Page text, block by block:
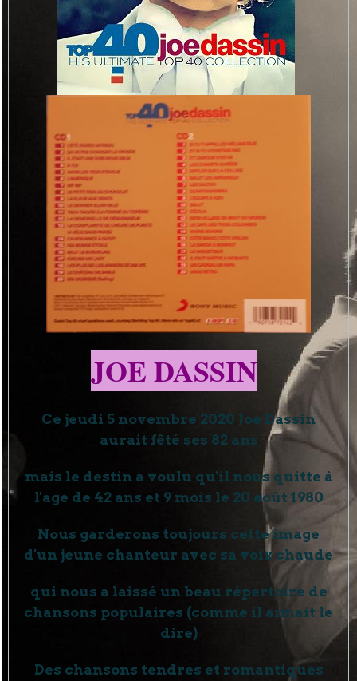
JOE DASSIN
Ce jeudi 5 novembre 2020 Joe Dassin
aurait fêté ses 82 ans
mais le destin a voulu qu'il nous quitte à
l'age de 42 ans et 9 mois le 20 août 1980
Nous garderons toujours cette image
d'un jeune chanteur avec sa voix chaude
qui nous a laissé un beau répertoire de
chansons populaires (comme il aimait le
dire)
Des chansons tendres et romantiques